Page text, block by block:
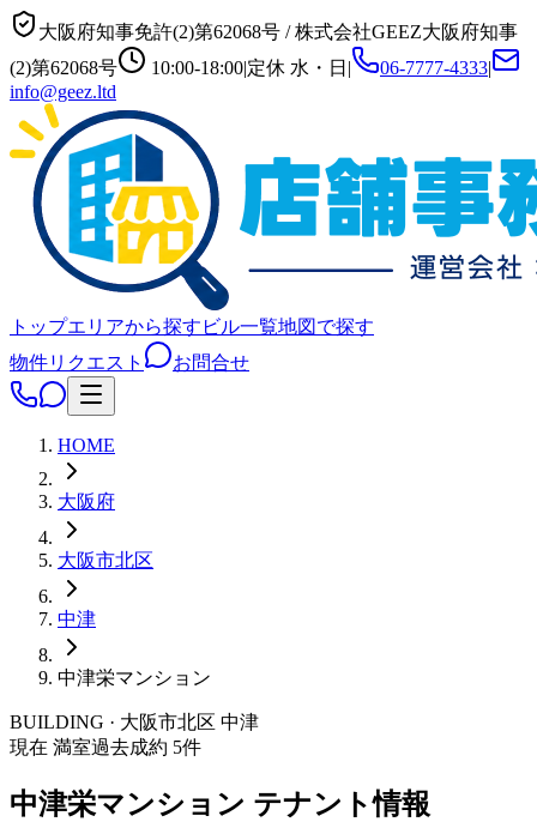
大阪府知事免許(2)第62068号 /株式会社GEEZ大阪府知事
(2)第62068号
10:00-18:00|定休 水・日 | 06-7777-4333|
info@geez.ltd
トップエリアから探す ビル一覧地図で探す
物件リクエスト
お問合せ
HOME
大阪府
大阪市北区
中津
中津栄マンション
BUILDING · 大阪市北区 中津
現在 満室過去成約 5件
中津栄マンション テナント情報